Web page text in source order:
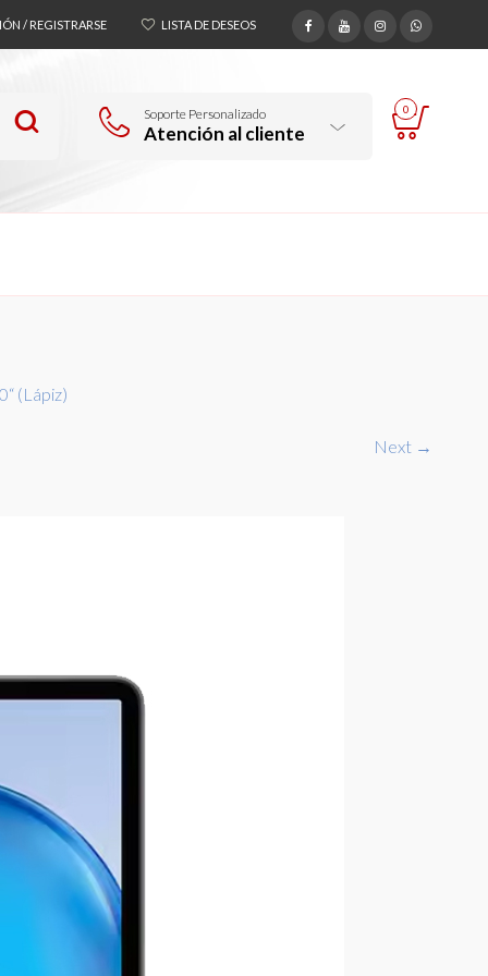
/ REGISTRARSE LISTA DE DESEOS
Soporte Personalizado
Atención al cliente
0
(Lápiz)
Next →